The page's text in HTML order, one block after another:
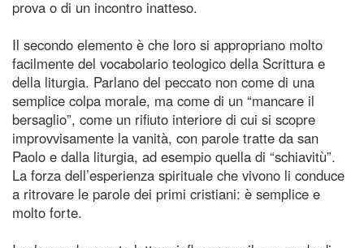
prova o di un incontro inatteso.
Il secondo elemento è che loro si appropriano molto
facilmente del vocabolario teologico della Scrittura e
della liturgia. Parlano del peccato non come di una
semplice colpa morale, ma come di un “mancare il
bersaglio”, come un rifiuto interiore di cui si scopre
improvvisamente la vanità, con parole tratte da san
Paolo e dalla liturgia, ad esempio quella di “schiavitù”.
La forza dell’esperienza spirituale che vivono li conduce
a ritrovare le parole dei primi cristiani: è semplice e
molto forte.